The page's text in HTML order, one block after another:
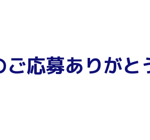
ご応募ありが